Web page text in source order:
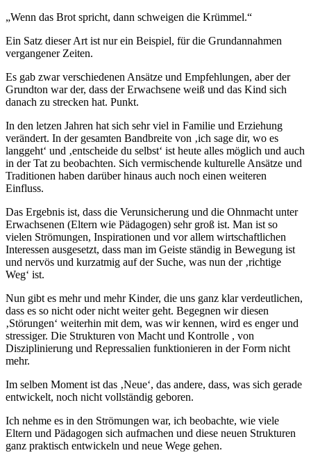
„Wenn das Brot spricht, dann schweigen die Krümmel.“
Ein Satz dieser Art ist nur ein Beispiel, für die Grundannahmen
vergangener Zeiten.
Es gab zwar verschiedenen Ansätze und Empfehlungen, aber der
Grundton war der, dass der Erwachsene weiß und das Kind sich
danach zu strecken hat. Punkt.
In den letzen Jahren hat sich sehr viel in Familie und Erziehung
verändert. In der gesamten Bandbreite von ‚ich sage dir, wo es
langgeht‘ und ‚entscheide du selbst‘ ist heute alles möglich und auch
in der Tat zu beobachten. Sich vermischende kulturelle Ansätze und
Traditionen haben darüber hinaus auch noch einen weiteren
Einfluss.
Das Ergebnis ist, dass die Verunsicherung und die Ohnmacht unter
Erwachsenen (Eltern wie Pädagogen) sehr groß ist. Man ist so
vielen Strömungen, Inspirationen und vor allem wirtschaftlichen
Interessen ausgesetzt, dass man im Geiste ständig in Bewegung ist
und nervös und kurzatmig auf der Suche, was nun der ‚richtige
Weg‘ ist.
Nun gibt es mehr und mehr Kinder, die uns ganz klar verdeutlichen,
dass es so nicht oder nicht weiter geht. Begegnen wir diesen
‚Störungen‘ weiterhin mit dem, was wir kennen, wird es enger und
stressiger. Die Strukturen von Macht und Kontrolle , von
Disziplinierung und Repressalien funktionieren in der Form nicht
mehr.
Im selben Moment ist das ‚Neue‘, das andere, dass, was sich gerade
entwickelt, noch nicht vollständig geboren.
Ich nehme es in den Strömungen war, ich beobachte, wie viele
Eltern und Pädagogen sich aufmachen und diese neuen Strukturen
ganz praktisch entwickeln und neue Wege gehen.